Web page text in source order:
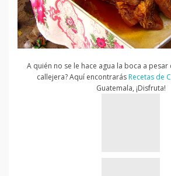
A quién no se le hace agua la boca a pesar
callejera? Aquí encontrarásRecetas de
Guatemala, ¡Disfruta!